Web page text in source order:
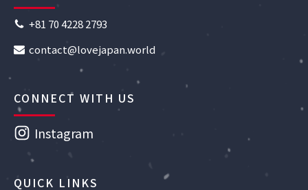
+81 70 4228 2793
contact@lovejapan.world
CONNECT WITH US
Instagram
QUICK LINKS